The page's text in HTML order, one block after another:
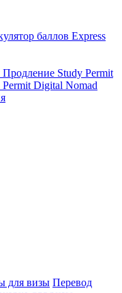
баллов Express
Продление Study Permit
Digital Nomad
для визы Перевод